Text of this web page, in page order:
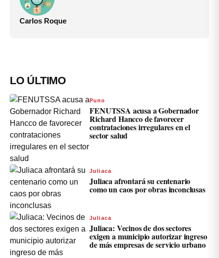
Carlos Roque
LO ÚLTIMO
Puno
FENUTSSA acusa a Gobernador
Richard Hancco de favorecer
contrataciones irregulares en el
sector salud
Juliaca
Juliaca afrontará su centenario
como un caos por obras inconclusas
Juliaca
Juliaca: Vecinos de dos sectores
exigen a municipio autorizar ingreso
de más empresas de servicio urbano